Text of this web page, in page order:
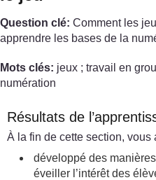
Question clé: Comment les
apprendre les bases de la
Mots clés: jeux ; travail en
numération
Résultats de
À la fin de cette section, vous
développé des
éveiller l’intérêt des